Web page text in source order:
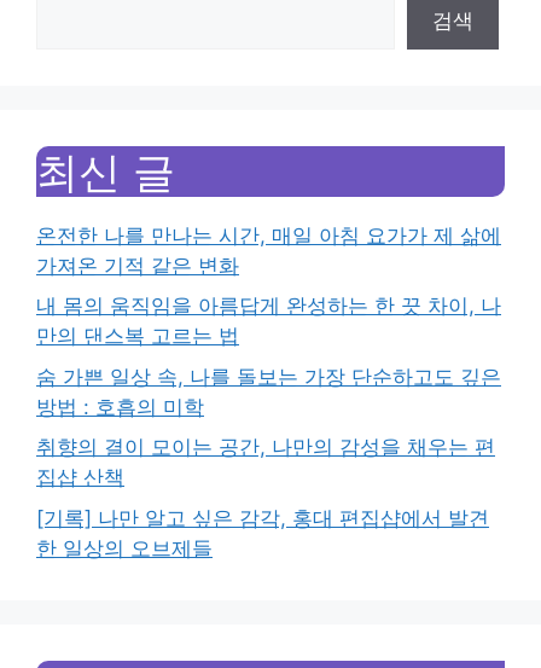
검색
최신 글
온전한 나를 만나는 시간, 매일 아침 요가가 제 삶에
가져온 기적 같은 변화
내 몸의 움직임을 아름답게 완성하는 한 끗 차이, 나
만의 댄스복 고르는 법
숨 가쁜 일상 속, 나를 돌보는 가장 단순하고도 깊은
방법 : 호흡의 미학
취향의 결이 모이는 공간, 나만의 감성을 채우는 편
집샵 산책
[기록] 나만 알고 싶은 감각, 홍대 편집샵에서 발견
한 일상의 오브제들